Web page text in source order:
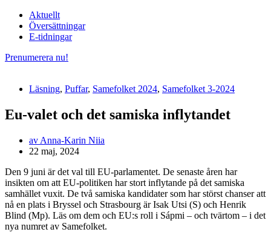
Aktuellt
Översättningar
E-tidningar
Prenumerera nu!
Läsning, Puffar, Samefolket 2024, Samefolket 3-2024
Eu-valet och det samiska inflytandet
av Anna-Karin Niia
22 maj, 2024
Den 9 juni är det val till EU-parlamentet. De senaste åren har
insikten om att EU-politiken har stort inflytande på det samiska
samhället vuxit. De två samiska kandidater som har störst chanser att
nå en plats i Bryssel och Strasbourg är Isak Utsi (S) och Henrik
Blind (Mp). Läs om dem och EU:s roll i Sápmi – och tvärtom – i det
nya numret av Samefolket.